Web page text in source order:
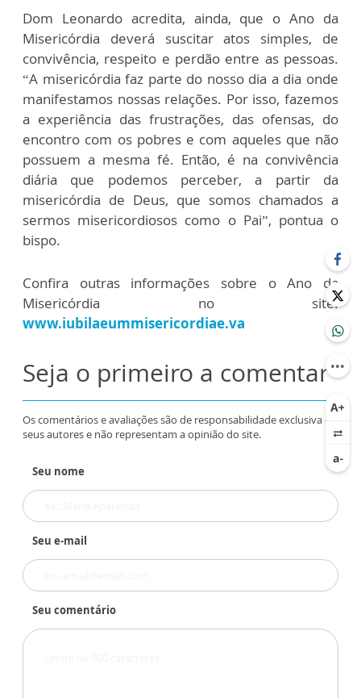
Dom Leonardo acredita, ainda, que o Ano da
Misericórdia deverá suscitar atos simples, de
convivência, respeito e perdão entre as pessoas.
“A misericórdia faz parte do nosso dia a dia onde
manifestamos nossas relações. Por isso, fazemos
a experiência das frustrações, das ofensas, do
encontro com os pobres e com aqueles que não
possuem a mesma fé. Então, é na convivência
diária que podemos perceber, a partir da
misericórdia de Deus, que somos chamados a
sermos misericordiosos como o Pai”, pontua o
bispo.
Confira outras informações sobre o Ano da
Misericórdia no site:
www.iubilaeummisericordiae.va
Seja o primeiro a comentar
Os comentários e avaliações são de responsabilidade exclusiva de
seus autores e não representam a opinião do site.
Seu nome
Seu e-mail
Seu comentário